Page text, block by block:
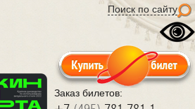
Поиск по сайту
Заказ билетов: